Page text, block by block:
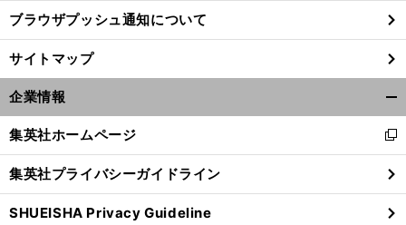
ブラウザプッシュ通知について
サイトマップ
企業情報
閉
る
集英社ホームページ
新
し
い
ウ
ィ
集英社プライバシーガイドライン
SHUEISHA Privacy Guideline